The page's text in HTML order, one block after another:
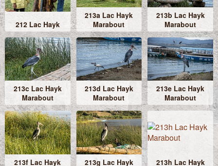
212 Lac Hayk
213a Lac Hayk
Marabout
213b Lac Hayk
Marabout
213c Lac Hayk
Marabout
213d Lac Hayk
Marabout
213e Lac Hayk
Marabout
213f Lac Hayk
213g Lac Hayk
213h Lac Hayk